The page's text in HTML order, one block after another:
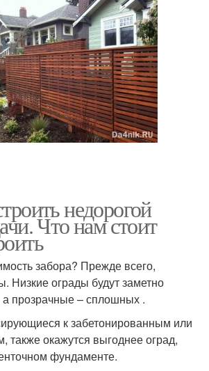
недорогой
Что нам стоит
забора? Прежде всего,
Низкие ограды будут заметно
прозрачные – сплошных .
к забетонированным или
также окажутся выгоднее оград,
фундаменте.